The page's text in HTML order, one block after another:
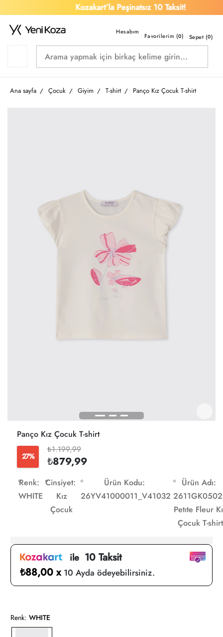
Kozakart’la Peşinatsız 10 Taksit!
Favorilerim (0) Sepet (0)
Ana sayfa Çocuk Giyim T-shirt Panço Kız Çocuk T-shirt
Panço Kız Çocuk T-shirt
27%
₺1.199,99
₺879,99
Renk:
WHITE
Cinsiyet:
Kız
Çocuk
Ürün Kodu:
26YV41000011_V41032
Ürün Adı:
Petıte Fleur
Çocuk T-shirt
ile10 Taksit
₺88,00 x 10 Ayda ödeyebilirsiniz.
Renk: WHITE